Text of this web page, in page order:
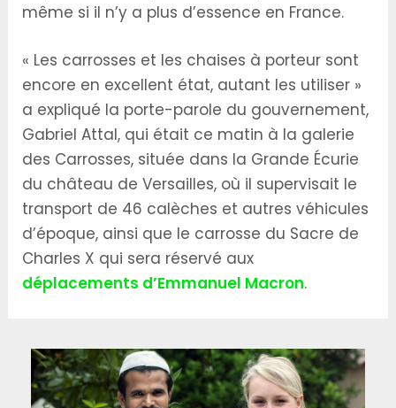
même si il n’y a plus d’essence en France.
« Les carrosses et les chaises à porteur sont
encore en excellent état, autant les utiliser »
a expliqué la porte-parole du gouvernement,
Gabriel Attal, qui était ce matin à la galerie
des Carrosses, située dans la Grande Écurie
du château de Versailles, où il supervisait le
transport de 46 calèches et autres véhicules
d’époque, ainsi que le carrosse du Sacre de
Charles X qui sera réservé aux
déplacements d’Emmanuel Macron.